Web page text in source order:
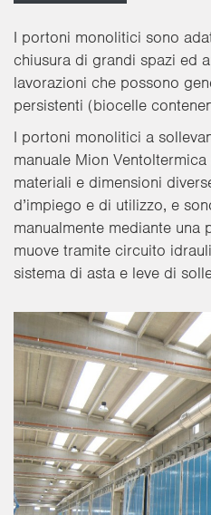
I portoni monolitici sono
chiusura di grandi spazi ed
lavorazioni che possono
persistenti (biocelle
I portoni monolitici a
manuale Mion
materiali e dimensioni
d’impiego e di utilizzo, e
manualmente mediante una
muove tramite circuito
sistema di asta e leve di